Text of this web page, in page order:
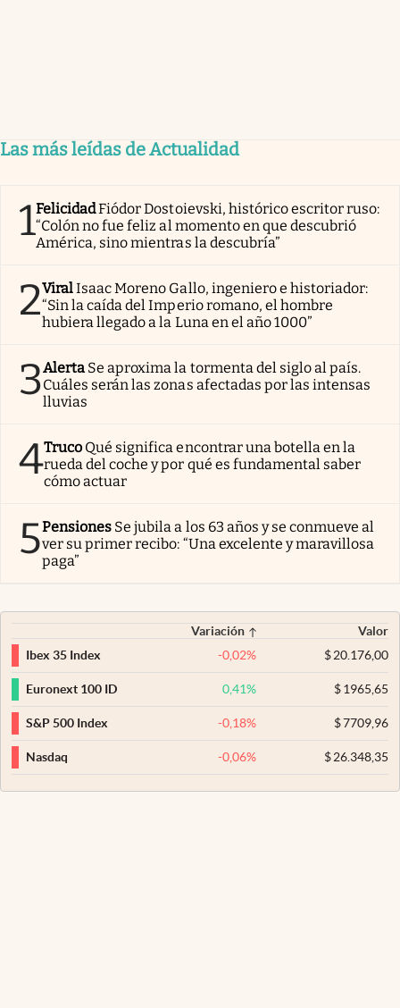
Las más leídas de Actualidad
1FelicidadFiódor Dostoievski, histórico escritor ruso:
“Colón no fue feliz al momento en que descubrió
América, sino mientras la descubría”
2ViralIsaac Moreno Gallo, ingeniero e historiador:
“Sin la caída del Imperio romano, el hombre
hubiera llegado a la Luna en el año 1000”
3Alerta Se aproxima la tormenta del siglo al país.
Cuáles serán las zonas afectadas por las intensas
lluvias
4Truco Qué significa encontrar una botella en la
rueda del coche y por qué es fundamental saber
cómo actuar
5Pensiones Se jubila a los 63 años y se conmueve al
ver su primer recibo: “Una excelente y maravillosa
paga”
Variación
Valor
Ibex 35 Index
-0,02% $20.176,00
Euronext 100 ID 0,41% $1965,65
S&P 500 Index -0,18% $7709,96
Nasdaq -0,06% $26.348,35